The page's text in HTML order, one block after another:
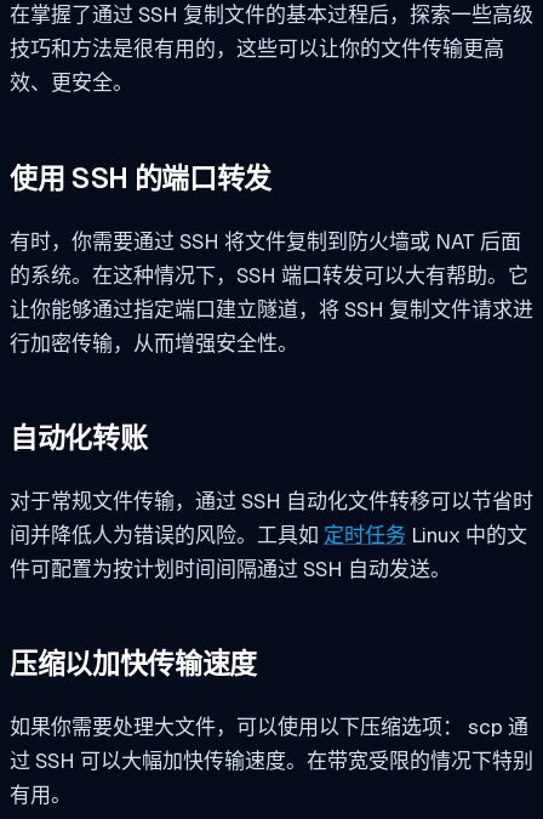
在掌握了通过 SSH 复制文件的基本过程后，探索一些高级
技巧和方法是很有用的，这些可以让你的文件传输更高
效、更安全。
使用 SSH 的端口转发
有时，你需要通过 SSH 将文件复制到防火墙或 NAT 后面
的系统。在这种情况下，SSH 端口转发可以大有帮助。它
让你能够通过指定端口建立隧道，将 SSH 复制文件请求进
行加密传输，从而增强安全性。
自动化转账
对于常规文件传输，通过 SSH 自动化文件转移可以节省时
间并降低人为错误的风险。工具如 定时任务 Linux 中的文
件可配置为按计划时间间隔通过 SSH 自动发送。
压缩以加快传输速度
如果你需要处理大文件，可以使用以下压缩选项： scp 通
过 SSH 可以大幅加快传输速度。在带宽受限的情况下特别
有用。